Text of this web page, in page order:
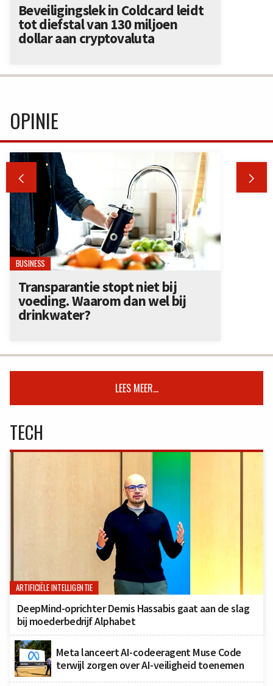
Beveiligingslek in Coldcard leidt
tot diefstal van 130 miljoen
dollar aan cryptovaluta
OPINIE
 
BUSINESS
Transparantie stopt niet bij
voeding. Waarom dan wel bij
drinkwater?
LEES MEER...
TECH
ARTIFICIËLE INTELLIGENTIE
DeepMind-oprichter Demis Hassabis gaat aan de slag
bij moederbedrijf Alphabet
Meta lanceert AI-codeeragent Muse Code
terwijl zorgen over AI-veiligheid toenemen